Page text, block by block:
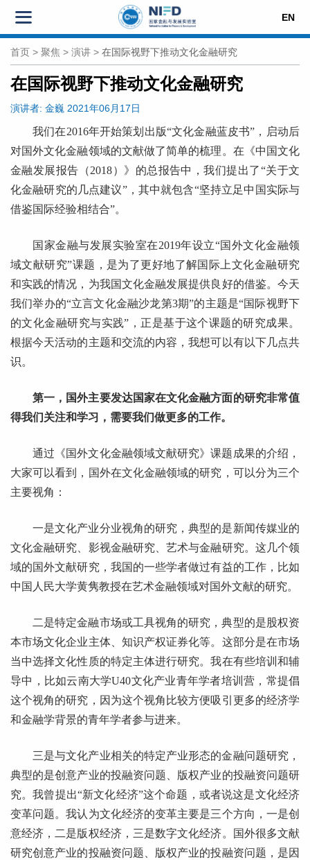
EN
首页 > 聚焦 > 演讲 > 在国际视野下推动文化金融研究
在国际视野下推动文化金融研究
演讲者: 金巍 2021年06月17日
我们在2016年开始策划出版“文化金融蓝皮书”，启动后
对国外文化金融领域的文献做了简单的梳理。在《中国文化
金融发展报告（2018）》的总报告中，我们提出了“关于文
化金融研究的几点建议”，其中就包含“坚持立足中国实际与
借鉴国际经验相结合”。
国家金融与发展实验室在2019年设立“国外文化金融领
域文献研究”课题，是为了更好地了解国际上文化金融研究
和实践的情况，为我国文化金融发展提供良好的借鉴。今天
我们举办的“立言文化金融沙龙第3期”的主题是“国际视野下
的文化金融研究与实践”，正是基于这个课题的研究成果。
根据今天活动的主题和交流的内容，我想可以有以下几点共
识。
第一，国外主要发达国家在文化金融方面的研究非常值
得我们关注和学习，需要我们做更多的工作。
通过《国外文化金融领域文献研究》课题成果的介绍，
大家可以看到，国外在文化金融领域的研究，可以分为三个
主要视角：
一是文化产业分业视角的研究，典型的是新闻传媒业的
文化金融研究、影视金融研究、艺术与金融研究。这几个领
域的国外文献研究，我国的一些学者做过有益的工作，比如
中国人民大学黄隽教授在艺术金融领域对国外文献的研究。
二是特定金融市场或工具视角的研究，典型的是股权资
本市场文化企业主体、知识产权证券化等。这部分是在市场
当中选择文化性质的特定主体进行研究。我在有些培训和辅
导中，比如云南大学U40文化产业青年学者培训营，常提倡
这个视角的研究，因为这个视角比较方便吸引更多的经济学
和金融学背景的青年学者参与进来。
三是与文化产业相关的特定产业形态的金融问题研究，
典型的是创意产业的投融资问题、版权产业的投融资问题研
究。我曾提出“新文化经济”这个命题，或者说这是文化经济
变革问题。我认为文化经济的变革主要是三个方向，一是创
意经济，二是版权经济，三是数字文化经济。国外很多文献
研究创意产业的投融资问题、版权产业的投融资问题，是因